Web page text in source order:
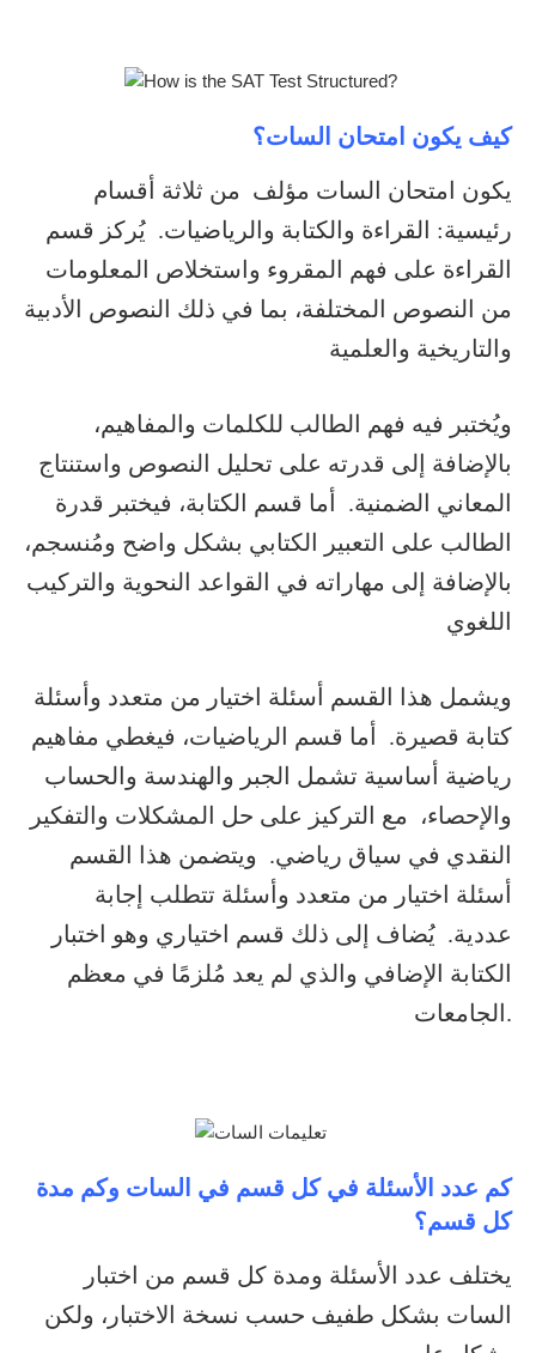
كيف يكون امتحان السات؟
يكون امتحان السات مؤلف من ثلاثة أقسام
رئيسية: القراءة والكتابة والرياضيات. يُركز قسم
القراءة على فهم المقروء واستخلاص المعلومات
من النصوص المختلفة، بما في ذلك النصوص الأدبية
والتاريخية والعلمية
ويُختبر فيه فهم الطالب للكلمات والمفاهيم،
بالإضافة إلى قدرته على تحليل النصوص واستنتاج
المعاني الضمنية. أما قسم الكتابة، فيختبر قدرة
الطالب على التعبير الكتابي بشكل واضح ومُنسجم،
بالإضافة إلى مهاراته في القواعد النحوية والتركيب
اللغوي
ويشمل هذا القسم أسئلة اختيار من متعدد وأسئلة
كتابة قصيرة. أما قسم الرياضيات، فيغطي مفاهيم
رياضية أساسية تشمل الجبر والهندسة والحساب
والإحصاء، مع التركيز على حل المشكلات والتفكير
النقدي في سياق رياضي. ويتضمن هذا القسم
أسئلة اختيار من متعدد وأسئلة تتطلب إجابة
عددية. يُضاف إلى ذلك قسم اختياري وهو اختبار
الكتابة الإضافي والذي لم يعد مُلزمًا في معظم
الجامعات.
كم عدد الأسئلة في كل قسم في السات وكم مدة
كل قسم؟
يختلف عدد الأسئلة ومدة كل قسم من اختبار
السات بشكل طفيف حسب نسخة الاختبار، ولكن